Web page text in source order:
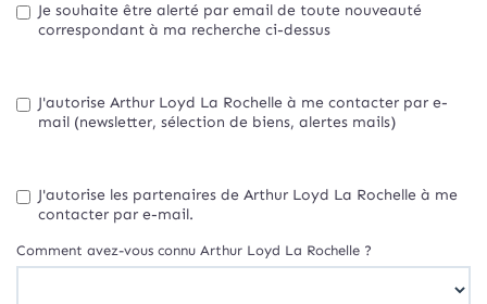
Je souhaite être alerté par email de toute nouveauté
correspondant à ma recherche ci-dessus
J'autorise Arthur Loyd La Rochelle à me contacter par e-
mail (newsletter, sélection de biens, alertes mails)
J'autorise les partenaires de Arthur Loyd La Rochelle à me
contacter par e-mail.
Comment avez-vous connu Arthur Loyd La Rochelle ?